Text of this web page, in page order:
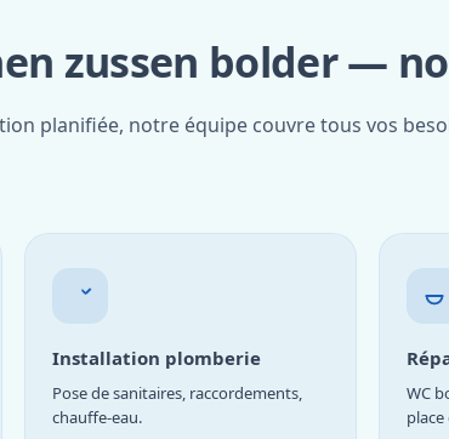
zussen bolder —
planifiée, notre équipe couvre tous vos
Installation plomberie
Pose de sanitaires, raccordements,
chauffe-eau.
WC
place